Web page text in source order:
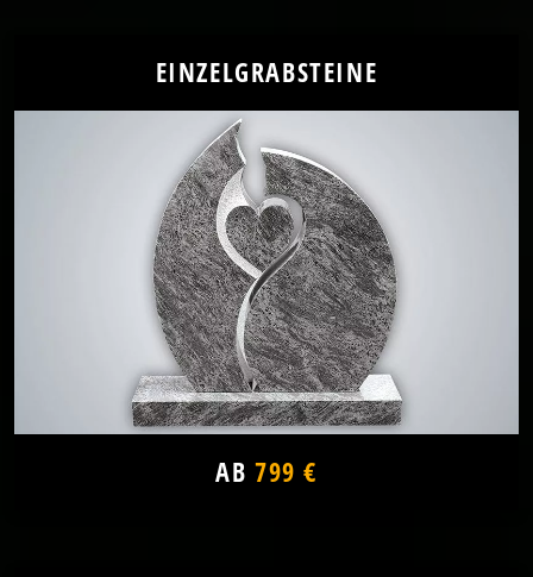
EINZELGRABSTEINE
AB 799 €